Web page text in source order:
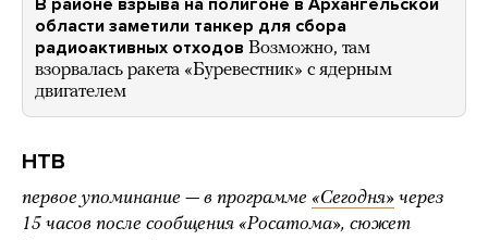
области заметили танкер для сбора
радиоактивных отходов Возможно, там
взорвалась ракета «Буревестник» с ядерным
двигателем
НТВ
первое упоминание — в программе «Сегодня» через
15 часов после сообщения «Росатома», сюжет